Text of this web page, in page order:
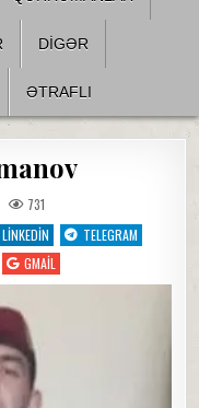
DIGƏR
ƏTRAFLI
731
LINKEDIN
TELEGRAM
GMAIL